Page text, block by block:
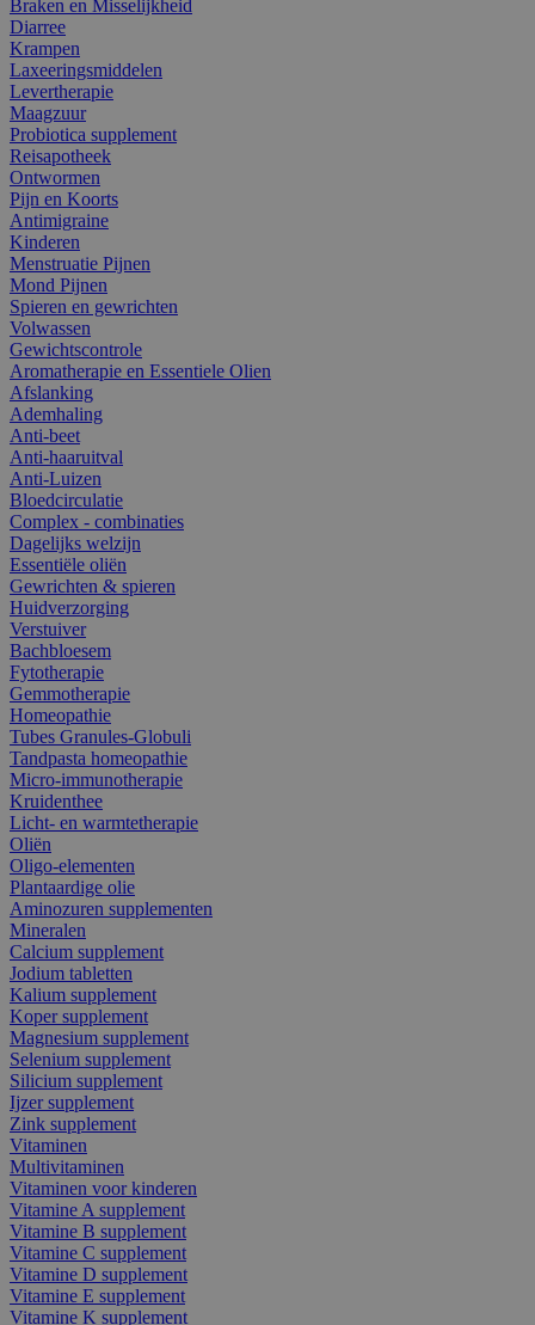
Braken en Misselijkheid
Diarree
Krampen
Laxeeringsmiddelen
Levertherapie
Maagzuur
Probiotica supplement
Reisapotheek
Ontwormen
Pijn en Koorts
Antimigraine
Kinderen
Menstruatie Pijnen
Mond Pijnen
Spieren en gewrichten
Volwassen
Gewichtscontrole
Aromatherapie en Essentiele Olien
Afslanking
Ademhaling
Anti-beet
Anti-haaruitval
Anti-Luizen
Bloedcirculatie
Complex - combinaties
Dagelijks welzijn
Essentiële oliën
Gewrichten & spieren
Huidverzorging
Verstuiver
Bachbloesem
Fytotherapie
Gemmotherapie
Homeopathie
Tubes Granules-Globuli
Tandpasta homeopathie
Micro-immunotherapie
Kruidenthee
Licht- en warmtetherapie
Oliën
Oligo-elementen
Plantaardige olie
Aminozuren supplementen
Mineralen
Calcium supplement
Jodium tabletten
Kalium supplement
Koper supplement
Magnesium supplement
Selenium supplement
Silicium supplement
Ijzer supplement
Zink supplement
Vitaminen
Multivitaminen
Vitaminen voor kinderen
Vitamine A supplement
Vitamine B supplement
Vitamine C supplement
Vitamine D supplement
Vitamine E supplement
Vitamine K supplement